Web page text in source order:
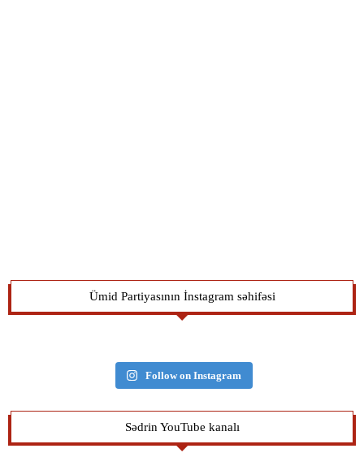
Ümid Partiyasının İnstagram səhifəsi
Follow on Instagram
Sədrin YouTube kanalı